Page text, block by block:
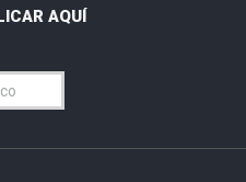
AQUÍ